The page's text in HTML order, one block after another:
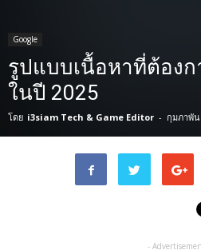
Google
รูปแบบเนื้อหาที่ต้องก
ในปี 2025
โดย i3siam Tech & Game Editor - กุมภาพัน
-